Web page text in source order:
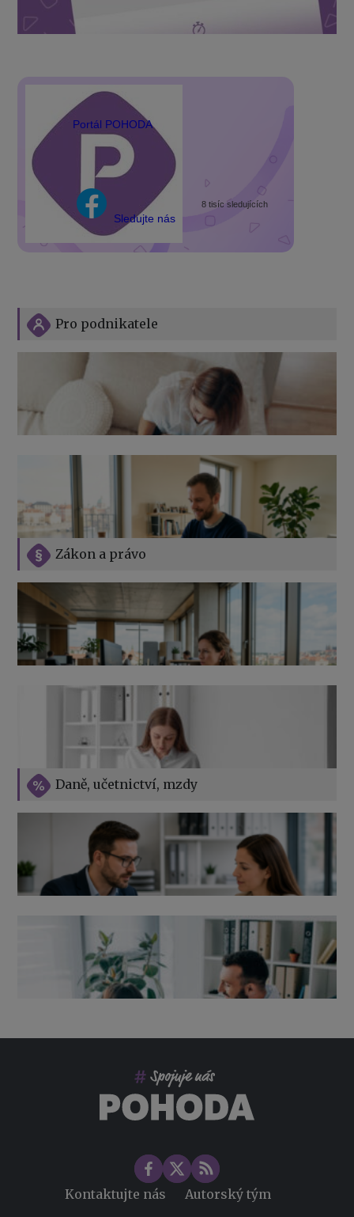
Portál POHODA
Sledujte nás
8 tisíc sledujících
Daně, učetnictví, mzdy
Zákon a právo
Vše o překážkách v práci na straně zaměstnavatele
Výpověď ze zdravotních důvodů 2026 – průvodce pro
zaměstnavatele
Pro podnikatele
Jak na podnikání při rodičovské dovolené
Přehledy pro OSSZ a zdravotní pojišťovny – jak na ně
v roce 2026
Kontaktujte nás Autorský tým